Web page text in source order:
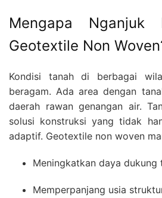
Mengapa Nganjuk
Geotextile Non
Kondisi tanah di berbagai
beragam. Ada area dengan
daerah rawan genangan air.
solusi konstruksi yang tidak
adaptif. Geotextile non woven
Meningkatkan daya dukung
Memperpanjang usia